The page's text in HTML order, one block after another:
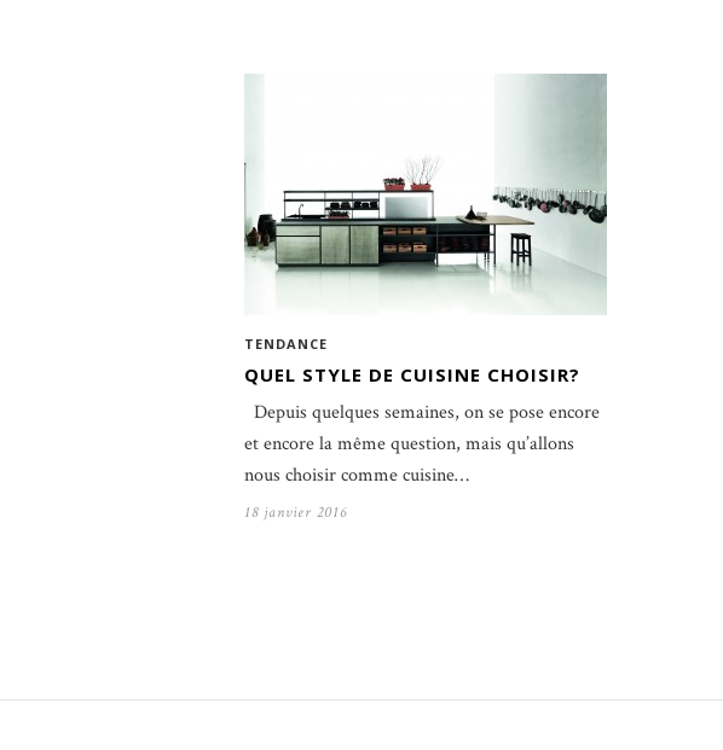
TENDANCE
QUEL STYLE DE CUISINE CHOISIR?
Depuis quelques semaines, on se pose encore
et encore la même question, mais qu’allons
nous choisir comme cuisine…
18 janvier 2016